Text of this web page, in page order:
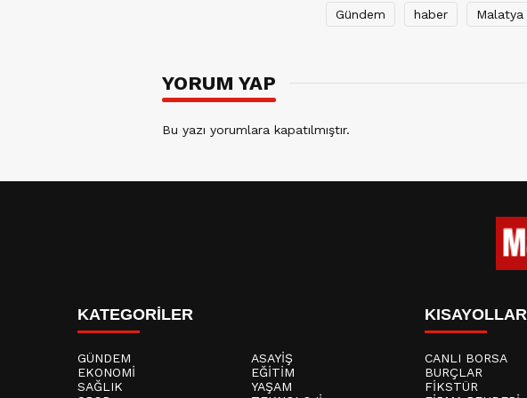
Gündem haber Malatya
YORUM YAP
Bu yazı yorumlara kapatılmıştır.
KATEGORİLER
GÜNDEM
ASAYİŞ
EKONOMİ
EĞİTİM
SAĞLIK
YAŞAM
KISAYOLLAR
CANLI BORSA
BURÇLAR
FİKSTÜR